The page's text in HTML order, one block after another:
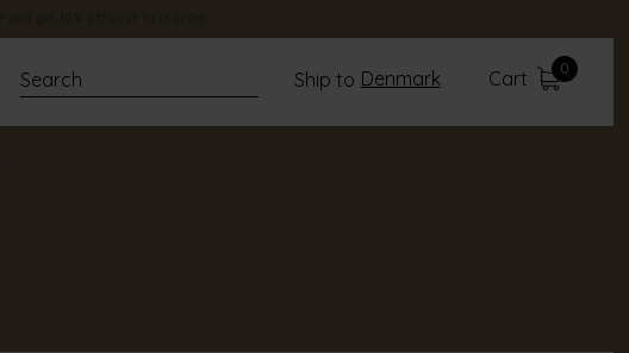
Cart 0
Denmark
Ship to